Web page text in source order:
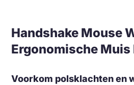
Handshake Mouse
Ergonomische
Voorkom polsklachten en